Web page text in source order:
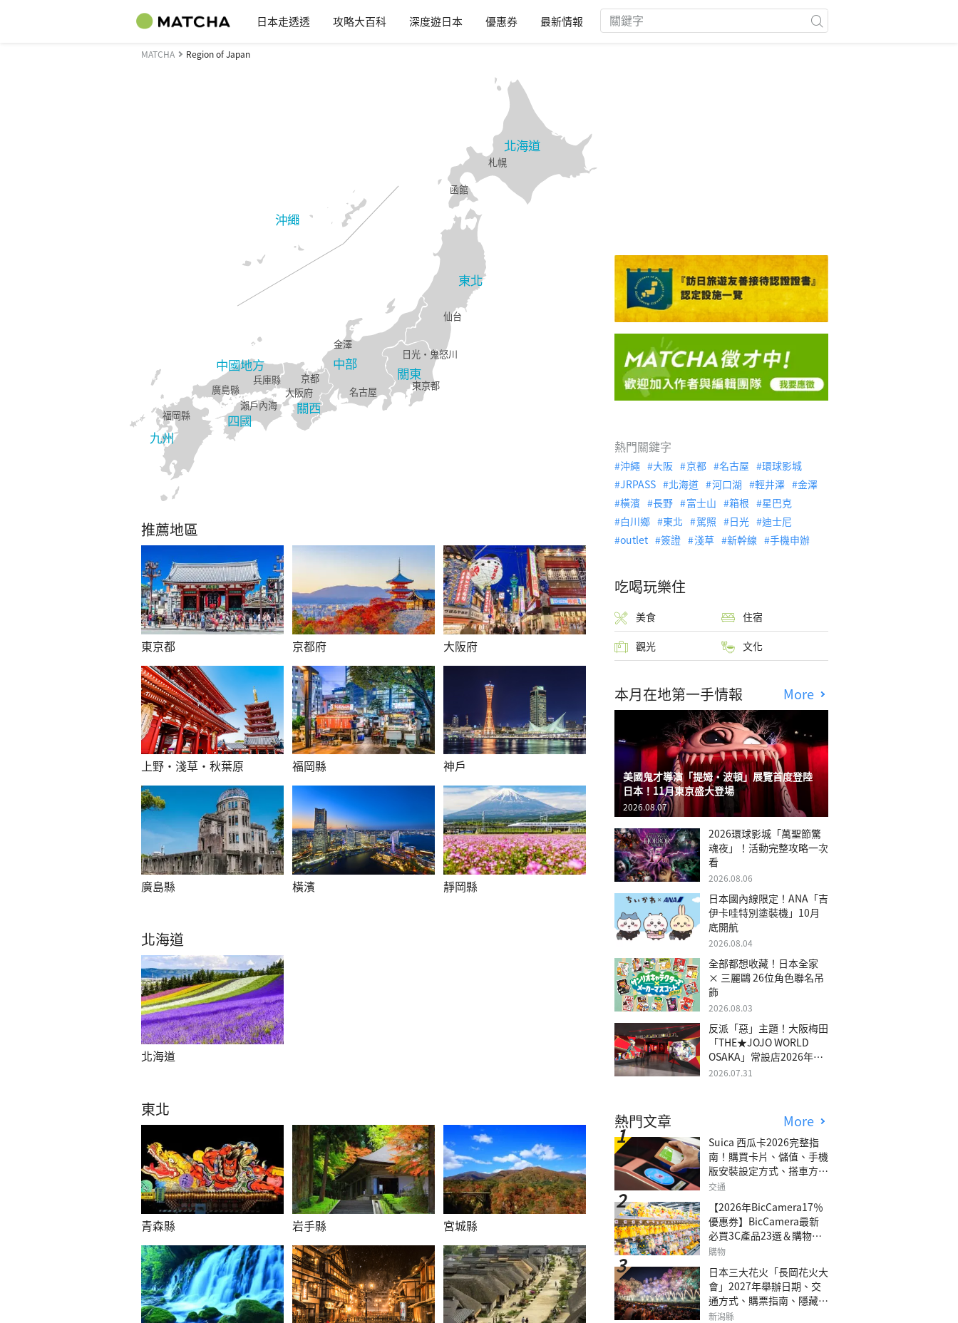
日本走透透 攻略大百科 深度遊日本 優惠券 最新情報
MATCHA Region of Japan
北海道
東北
關東
中部
關西
四國
九州
中國地方
沖繩
札幌
函館
仙台
日光・鬼怒川
東京都
金澤
名古屋
京都
大阪府
廣島縣
瀨戶內海
福岡縣
兵庫縣
推薦地區
東京都 京都府 大阪府
上野・淺草・秋葉原 福岡縣 神戶
廣島縣 橫濱 靜岡縣
北海道
北海道
東北
青森縣 岩手縣 宮城縣
熱門關鍵字
沖繩 大阪 京都 名古屋
環球影城
JRPASS
北海道 河口湖 輕井澤
金澤
橫濱
長野 富士山 箱根
星巴克
白川鄉
東北 駕照 日光
迪士尼
outlet
簽證 淺草 新幹線 手機申辦
吃喝玩樂住
美食 住宿
觀光 文化
本月在地第一手情報 More
美國鬼才導演「提姆・波頓」展覽首度登陸
日本！11月東京盛大登場
2026.08.07
2026環球影城「萬聖節驚
魂夜」！活動完整攻略一次
看
2026.08.06
日本國內線限定！ANA「吉
伊卡哇特別塗裝機」10月
底開航
2026.08.04
全部都想收藏！日本全家
× 三麗鷗 26位角色聯名吊
飾
2026.08.03
反派「惡」主題！大阪梅田
「THE★JOJO WORLD
OSAKA」常設店2026年冬
季開幕
2026.07.31
熱門文章 More
Suica 西瓜卡2026完整指
南！購買卡片、儲值、手機
版安裝設定方式、搭車方
法、常見問題解答！
交通
【2026年BicCamera17％
優惠券】BicCamera最新
必買3C產品23選＆購物攻
略
購物
日本三大花火「長岡花火大
會」2027年舉辦日期、交
通方式、購票指南、隱藏欣
賞地點
新潟縣